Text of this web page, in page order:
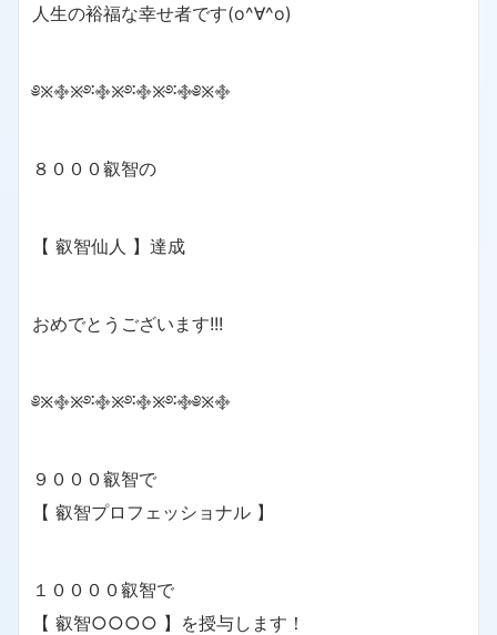
人生の裕福な幸せ者です(o^∀^o)
༅྿࿇྿࿔࿒࿇྿࿔࿒࿇྿࿔࿒࿇༅྿࿇
８０００叡智の
【 叡智仙人 】達成
おめでとうございます!!!
༅྿࿇྿࿔࿒࿇྿࿔࿒࿇྿࿔࿒࿇༅྿࿇
９０００叡智で
【 叡智プロフェッショナル 】
１００００叡智で
【 叡智○○○○ 】を授与します！